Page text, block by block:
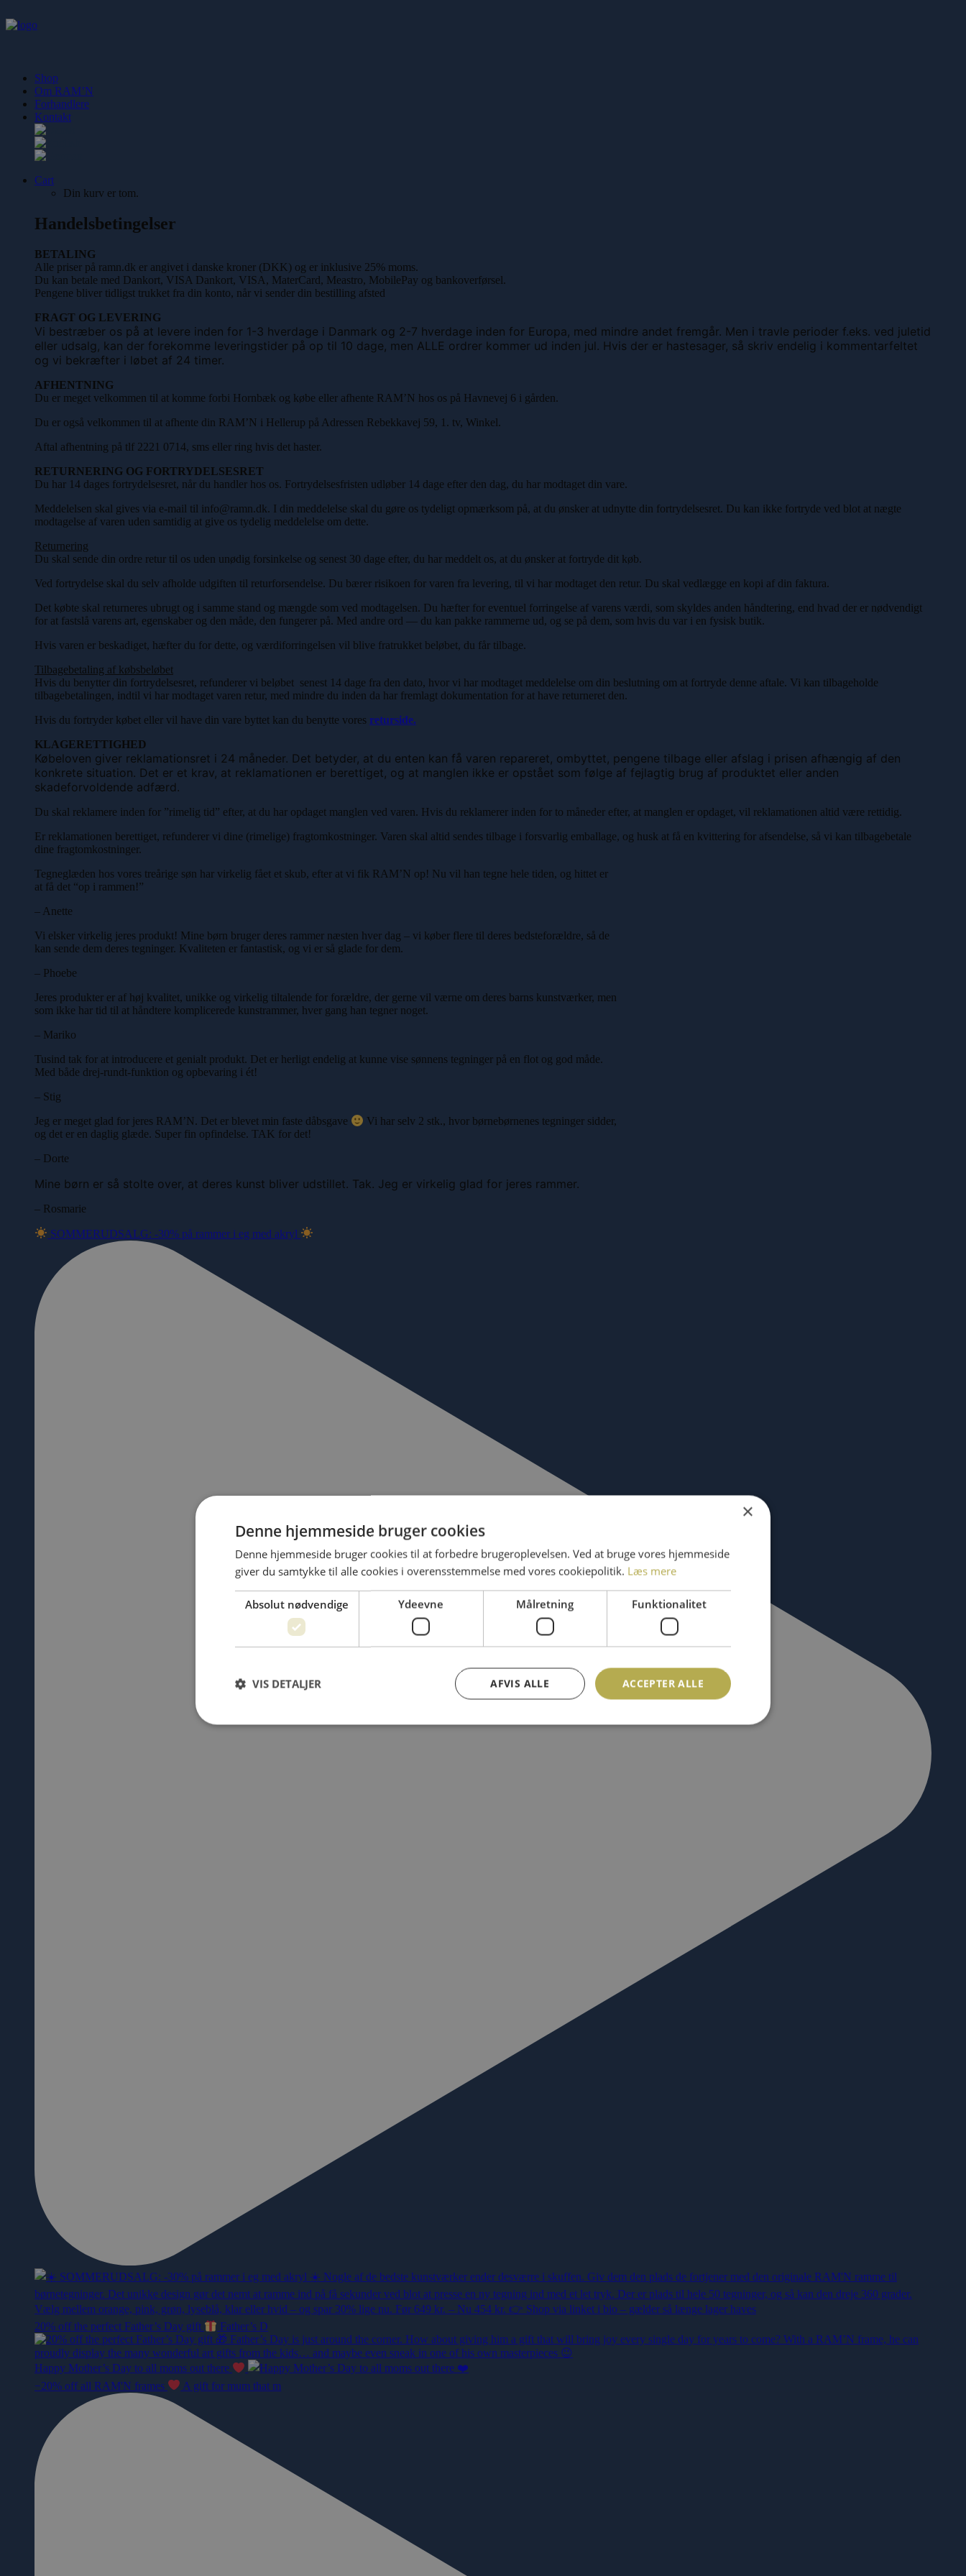
Shop
Om RAM’N
Forhandlere
Kontakt
Cart
Din kurv er tom.
Handelsbetingelser
BETALING
Alle priser på ramn.dk er angivet i danske kroner (DKK) og er inklusive 25% moms.
Du kan betale med Dankort, VISA Dankort, VISA, MaterCard, Meastro, MobilePay og bankoverførsel.
Pengene bliver tidligst trukket fra din konto, når vi sender din bestilling afsted
FRAGT OG LEVERING
Vi bestræber os på at levere inden for 1-3 hverdage i Danmark og 2-7 hverdage inden for Europa, med mindre andet fremgår. Men i travle perioder f.eks. ved juletid
eller udsalg, kan der forekomme leveringstider på op til 10 dage, men ALLE ordrer kommer ud inden jul. Hvis der er hastesager, så skriv endelig i kommentarfeltet
og vi bekræfter i løbet af 24 timer.
AFHENTNING
Du er meget velkommen til at komme forbi Hornbæk og købe eller afhente RAM’N hos os på Havnevej 6 i gården.
Du er også velkommen til at afhente din RAM’N i Hellerup på Adressen Rebekkavej 59, 1. tv, Winkel.
Aftal afhentning på tlf 2221 0714, sms eller ring hvis det haster.
RETURNERING OG FORTRYDELSESRET
Du har 14 dages fortrydelsesret, når du handler hos os. Fortrydelsesfristen udløber 14 dage efter den dag, du har modtaget din vare.
Meddelelsen skal gives via e-mail til info@ramn.dk. I din meddelelse skal du gøre os tydeligt opmærksom på, at du ønsker at udnytte din fortrydelsesret. Du kan ikke fortryde ved blot at nægte
modtagelse af varen uden samtidig at give os tydelig meddelelse om dette.
Returnering
Du skal sende din ordre retur til os uden unødig forsinkelse og senest 30 dage efter, du har meddelt os, at du ønsker at fortryde dit køb.
Ved fortrydelse skal du selv afholde udgiften til returforsendelse. Du bærer risikoen for varen fra levering, til vi har modtaget den retur. Du skal vedlægge en kopi af din faktura.
Det købte skal returneres ubrugt og i samme stand og mængde som ved modtagelsen. Du hæfter for eventuel forringelse af varens værdi, som skyldes anden håndtering, end hvad der er nødvendigt
for at fastslå varens art, egenskaber og den måde, den fungerer på. Med andre ord — du kan pakke rammerne ud, og se på dem, som hvis du var i en fysisk butik.
Hvis varen er beskadiget, hæfter du for dette, og værdiforringelsen vil blive fratrukket beløbet, du får tilbage.
Tilbagebetaling af købsbeløbet
Hvis du benytter din fortrydelsesret, refunderer vi beløbet senest 14 dage fra den dato, hvor vi har modtaget meddelelse om din beslutning om at fortryde denne aftale. Vi kan tilbageholde
tilbagebetalingen, indtil vi har modtaget varen retur, med mindre du inden da har fremlagt dokumentation for at have returneret den.
Hvis du fortryder købet eller vil have din vare byttet kan du benytte vores returside.
KLAGERETTIGHED
Købeloven giver reklamationsret i 24 måneder. Det betyder, at du enten kan få varen repareret, ombyttet, pengene tilbage eller afslag i prisen afhængig af den
konkrete situation. Det er et krav, at reklamationen er berettiget, og at manglen ikke er opstået som følge af fejlagtig brug af produktet eller anden
skadeforvoldende adfærd.
Du skal reklamere inden for ”rimelig tid” efter, at du har opdaget manglen ved varen. Hvis du reklamerer inden for to måneder efter, at manglen er opdaget, vil reklamationen altid være rettidig.
Er reklamationen berettiget, refunderer vi dine (rimelige) fragtomkostninger. Varen skal altid sendes tilbage i forsvarlig emballage, og husk at få en kvittering for afsendelse, så vi kan tilbagebetale
dine fragtomkostninger.
Tegneglæden hos vores treårige søn har virkelig fået et skub, efter at vi fik RAM’N op! Nu vil han tegne hele tiden, og hittet er
at få det “op i rammen!”
– Anette
Vi elsker virkelig jeres produkt! Mine børn bruger deres rammer næsten hver dag – vi køber flere til deres bedsteforældre, så de
kan sende dem deres tegninger. Kvaliteten er fantastisk, og vi er så glade for dem.
– Phoebe
Jeres produkter er af høj kvalitet, unikke og virkelig tiltalende for forældre, der gerne vil værne om deres barns kunstværker, men
som ikke har tid til at håndtere komplicerede kunstrammer, hver gang han tegner noget.
– Mariko
Tusind tak for at introducere et genialt produkt. Det er herligt endelig at kunne vise sønnens tegninger på en flot og god måde.
Med både drej-rundt-funktion og opbevaring i ét!
– Stig
Jeg er meget glad for jeres RAM’N. Det er blevet min faste dåbsgave
Vi har selv 2 stk., hvor børnebørnenes tegninger sidder,
og det er en daglig glæde. Super fin opfindelse. TAK for det!
– Dorte
Mine børn er så stolte over, at deres kunst bliver udstillet. Tak. Jeg er virkelig glad for jeres rammer.
– Rosmarie
SOMMERUDSALG: -30% på rammer i eg med akryl
20% off the perfect Father’s Day gift Father’s D
Happy Mother’s Day to all moms out there
−20% off all RAM'N frames
A gift for mum that m
×
Denne hjemmeside bruger cookies
Denne hjemmeside bruger cookies til at forbedre brugeroplevelsen. Ved at bruge vores hjemmeside
giver du samtykke til alle cookies i overensstemmelse med vores cookiepolitik. Læs mere
Absolut nødvendige Ydeevne Målretning Funktionalitet
ACCEPTER ALLE
AFVIS ALLE
VIS DETALJER